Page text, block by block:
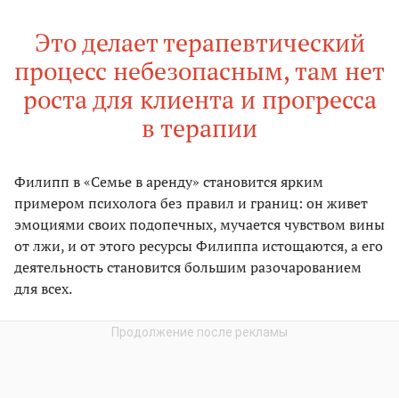
Это делает терапевтический
процесс небезопасным, там нет
роста для клиента и прогресса
в терапии
Филипп в «Семье в аренду» становится ярким
примером психолога без правил и границ: он живет
эмоциями своих подопечных, мучается чувством вины
от лжи, и от этого ресурсы Филиппа истощаются, а его
деятельность становится большим разочарованием
для всех.